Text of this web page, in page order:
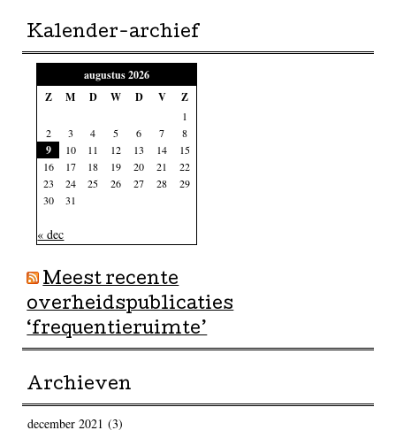
Kalender-archief
augustus 2026
Z
M D W D V Z
1
2
3 4 5 6 7 8
9 10 11 12 13 14
15
16
17 18 19 20 21
22
23
24 25 26 27 28
29
30
31
« dec
Meest recente
overheidspublicaties
‘frequentieruimte’
Archieven
december 2021 (3)